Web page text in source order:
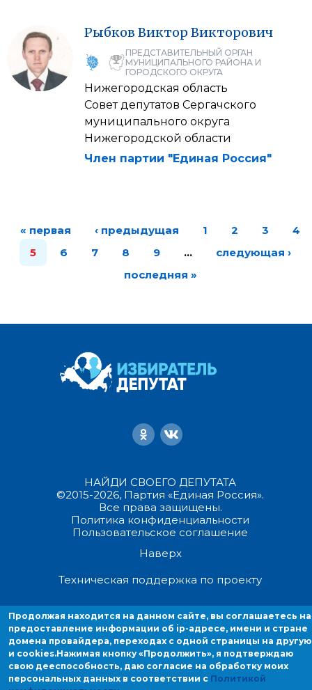
Рыбков Виктор Викторович
ПРЕДСТАВИТЕЛЬНЫЙ ОРГАН
МУНИЦИПАЛЬНОГО РАЙОНА И
ГОРОДСКОГО ОКРУГА
Нижегородская область
Совет депутатов Сергачского
муниципального округа
Нижегородской области
Член партии "Единая Россия"
« первая ‹ предыдущая 1 2 3
4
5
6 7 8 9 …
следующая ›
последняя »
НАЙДИ СВОЕГО ДЕПУТАТА
©2015-2026, Партия «Единая Россия».
Все права защищены.
Политика конфиденциальности
Пользовательское соглашение
Наверх
Техническая поддержка по проекту
Продолжая находиться на данном сайте, вы соглашаетесь на
предоставление информации об ip-адресе, имени и стране домена
провайдера, переходах с одной страницы на другую и cookies.
Продолжая находится на данном сайте, вы соглашаетесь на
предоставление информации об ip-адресе, имени и стране
домена провайдера, переходах с одной страницы на другую
и cookies.Нажимая кнопку «Продолжить», я подтверждаю
свою дееспособность, даю согласие на обработку моих
персональных данных в соответствии с Политикой